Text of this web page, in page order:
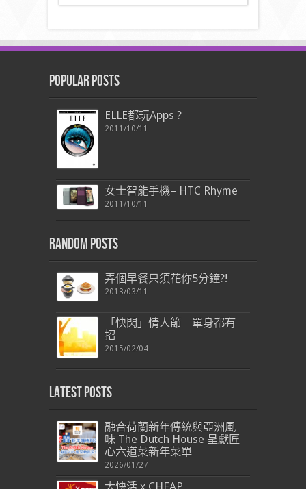
Popular Posts
ELLE都玩Apps ?
2011/10/11
女士智能手機– HTC Rhyme
2011/10/11
Random Posts
弄個早餐只須花你5分鐘?!
2013/03/11
「快閃」情人節 單身都有
招
2015/02/04
Latest Posts
融合荷蘭新年傳統與亞洲風
味 The Dutch House 呈獻匠
心六道菜新年菜單
2026/01/27